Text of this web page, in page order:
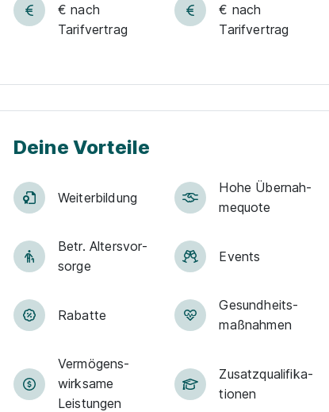
€ nach
Tarifvertrag
€ nach
Tarifvertrag
Deine Vorteile
Weiter­bildung
Hohe Über­nah­
me­quote
Betr. Alters­vor­
sorge
Events
Rabatte
Ge­sund­heits­
maß­nah­men
Vermögens­
wirksame
Leistungen
Zu­satz­qua­li­fi­ka­
tio­nen